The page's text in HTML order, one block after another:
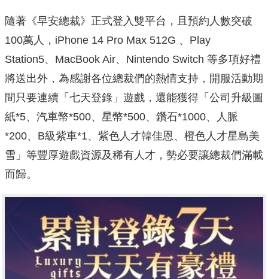
隨著《早安總裁》正式登入雙平台，且預約人數突破
100萬人，iPhone 14 Pro Max 512G 、Play
Station5、MacBook Air、Nintendo Switch 等多項好禮
將送出外， 為感謝各位總裁們的熱情支持，開服活動期
間只要連續「七天登錄」 遊戲，還能獲得「公司升級圖
紙*5、汽車幣*500、星幣*500、鑽石*1000、人脈
*200、B級紫車*1、 紫色人才韓佳恩、橙色人才星島美
雪」等豐厚遊戲資源及稀有人才， 勢必要讓總裁們滿載
而歸。